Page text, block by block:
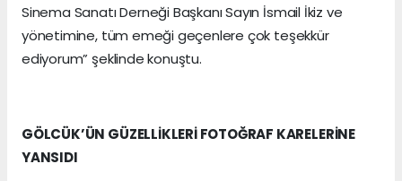
Sinema Sanatı Derneği Başkanı Sayın İsmail İkiz ve
yönetimine, tüm emeği geçenlere çok teşekkür
ediyorum” şeklinde konuştu.
GÖLCÜK’ÜN GÜZELLİKLERİ FOTOĞRAF KARELERİNE
YANSIDI